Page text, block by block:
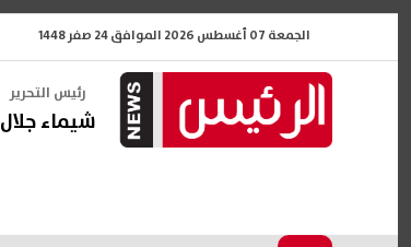
الجمعة 07 أغسطس 2026 الموافق 24 صفر 1448
رئيس التحرير
شيماء جلال